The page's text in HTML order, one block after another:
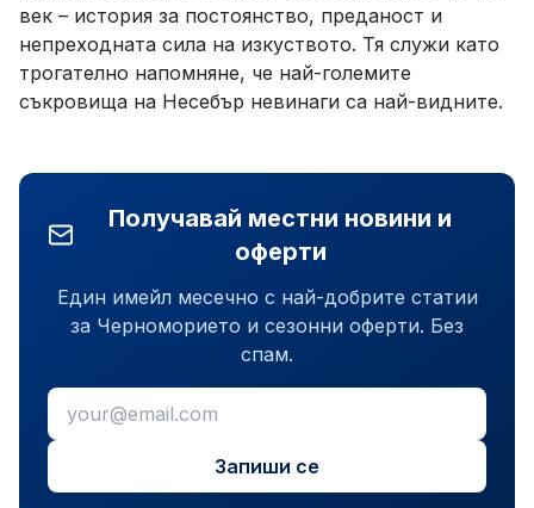
век – история за постоянство, преданост и
непреходната сила на изкуството. Тя служи като
трогателно напомняне, че най-големите
съкровища на Несебър невинаги са най-видните.
Получавай местни новини и
оферти
Един имейл месечно с най-добрите статии
за Черноморието и сезонни оферти. Без
спам.
Запиши се